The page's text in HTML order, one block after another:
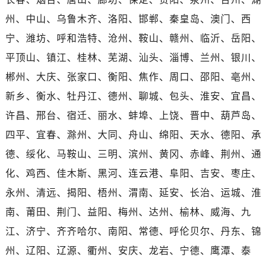
海南省文昌市文城镇教育东路售后服务中心（需提前预约）
海南省五指山市通什镇三月三大道售后服务中心（需提前预约）
香港特别行政区尖沙咀区油尖旺区广东道售后服务中心（需提前预约）
香港特别行政区金钟区中西区金钟道售后服务中心（需提前预约）
河南省鹤壁市淇滨区九州路售后服务中心（需提前预约）
河南省济源市沁园街道济水大道售后服务中心（需提前预约）
河南省焦作市解放区解放路售后服务中心（需提前预约）
河南省开封市鼓楼区中山路售后服务中心（需提前预约）
河南省洛阳市西工区中州中路与解放路交叉口售后服务中心（需提前预约）
河南省漯河市源汇区交通路售后服务中心（需提前预约）
河南省濮阳市大华龙区开州路绿城路交叉口售后服务中心（需提前预约）
州、中山、乌鲁木齐、洛阳、邯郸、秦皇岛、澳门、西
宁、潍坊、呼和浩特、沧州、鞍山、赣州、临沂、岳阳、
平顶山、镇江、桂林、芜湖、汕头、淄博、兰州、银川、
郴州、大庆、张家口、衡阳、焦作、周口、邵阳、亳州、
新乡、衡水、牡丹江、德州、聊城、包头、淮安、宜昌、
许昌、邢台、宿迁、丽水、蚌埠、上饶、晋中、葫芦岛、
四平、宜春、滁州、大同、舟山、绵阳、天水、德阳、承
德、绥化、马鞍山、三明、滨州、黄冈、赤峰、荆州、通
化、鸡西、佳木斯、黑河、连云港、阜阳、吉安、枣庄、
永州、清远、揭阳、梧州、渭南、延安、长治、运城、淮
南、莆田、荆门、益阳、梅州、达州、榆林、威海、九
江、济宁、齐齐哈尔、南阳、常德、呼伦贝尔、丹东、锦
州、辽阳、辽源、衢州、安庆、龙岩、宁德、鹰潭、泰